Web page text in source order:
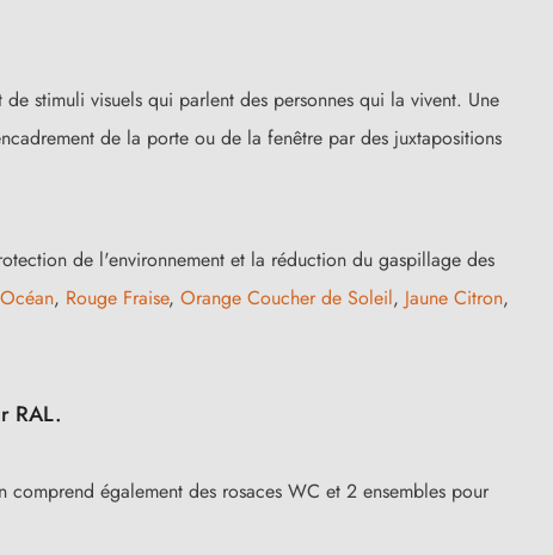
stimuli visuels qui parlent des personnes qui la vivent. Une
de la porte ou de la fenêtre par des juxtapositions
de l'environnement et la réduction du gaspillage des
, Rouge Fraise, Orange Coucher de Soleil, Jaune Citron,
RAL.
également des rosaces WC et 2 ensembles pour